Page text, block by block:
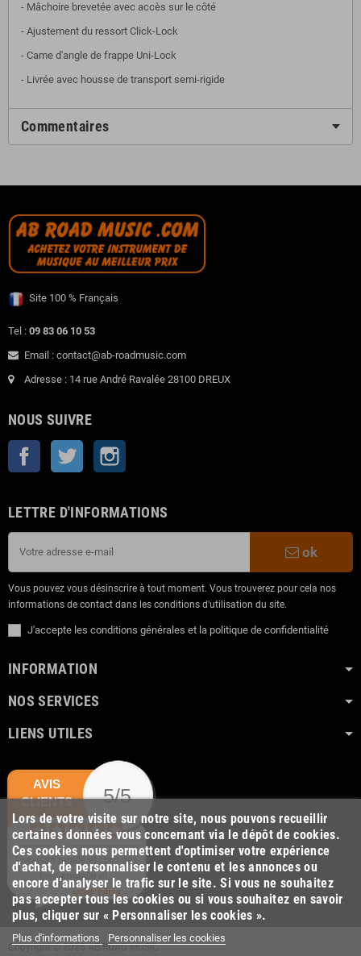
- Mâchoire brevetée avec accès sur le côté
- Ajustement du ressort Click-Lock
- Came d'angle de frappe Uni-Lock
- Livrée avec housse de transport semi-rigide
Commentaires
Site 100 % Français
Tel : 09 83 06 10 53
Email : contact@ab-roadmusic.com
Adresse : 14 rue André Ravalée 28100 DREUX
NOUS SUIVRE
Facebook Twitter
LETTRE D'INFORMATIONS
ok
Vous pouvez vous désinscrire à tout moment. Vous trouverez pour cela nos
informations de contact dans les conditions d'utilisation du site.
J'accepte les conditions générales et la politique de confidentialité
INFORMATION
NOS SERVICES
LIENS UTILES
Lors de votre visite sur notre site, nous pouvons recueillir
certaines données vous concernant via le dépôt de cookies.
Ces cookies nous permettent d'optimiser votre expérience
d'achat, de personnaliser le contenu et les annonces ou
encore d'analyser le trafic sur le site. Si vous ne souhaitez
pas accepter tous les cookies ou si vous souhaitez en savoir
plus, cliquer sur « Personnaliser les cookies ».
Plus d'informations Personnaliser les cookies
AVIS
CLIENTS
5/5
Livraison rapide et colis très
bien emballé et...
voir plus
Copyright © 2025 AB ROAD MUSIC